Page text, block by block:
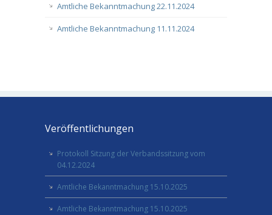
Amtliche Bekanntmachung 22.11.2024
Amtliche Bekanntmachung 11.11.2024
Veröffentlichungen
Protokoll Sitzung der Verbandssitzung vom
04.12.2024
Amtliche Bekanntmachung 15.10.2025
Amtliche Bekanntmachung 15.10.2025